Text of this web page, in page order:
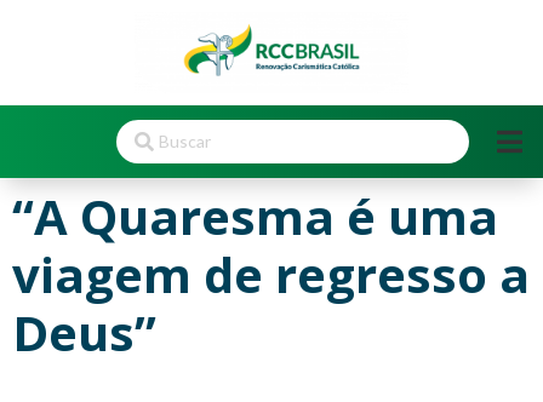
“A Quaresma é uma
viagem de regresso a
Deus”